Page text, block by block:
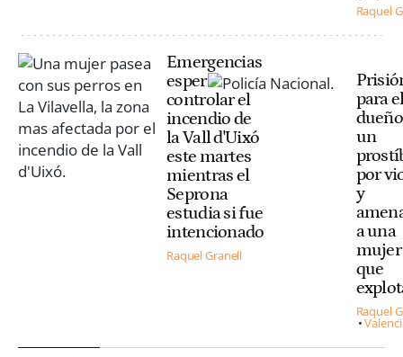
Raquel
Emergencias
espera
controlar el
incendio de
la Vall d'Uixó
este martes
mientras el
Seprona
estudia si fue
intencionado
Raquel Granell
para
un
por
y
a una
mujer
que
Raquel